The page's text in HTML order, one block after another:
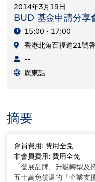
2014年3月19日
BUD 基金申請分享
15:00 - 17:00
香港北角百福道21號
--
廣東話
摘要
會員費用: 費用全免
非會員費用: 費用全免
「發展品牌、升級轉型
五十萬免償還的「企業支